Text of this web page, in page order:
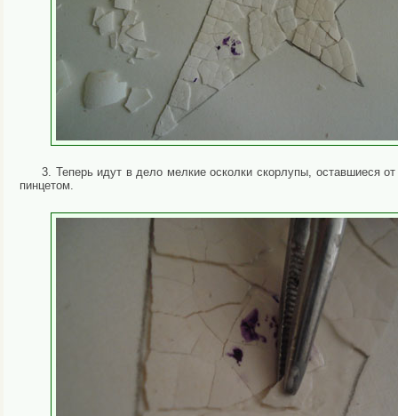
3. Теперь идут в дело мелкие осколки скорлупы, оставшиеся
пинцетом.